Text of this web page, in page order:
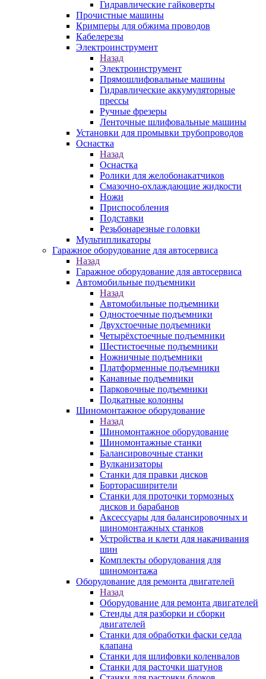
Гидравлические гайковерты
Прочистные машины
Кримперы для обжима проводов
Кабелерезы
Электроинструмент
Назад
Электроинструмент
Прямошлифовальные машины
Гидравлические аккумуляторные
прессы
Ручные фрезеры
Ленточные шлифовальные машины
Установки для промывки трубопроводов
Оснастка
Назад
Оснастка
Ролики для желобонакатчиков
Смазочно-охлаждающие жидкости
Ножи
Приспособления
Подставки
Резьбонарезные головки
Мультипликаторы
Гаражное оборудование для автосервиса
Назад
Гаражное оборудование для автосервиса
Автомобильные подъемники
Назад
Автомобильные подъемники
Одностоечные подъемники
Двухстоечные подъемники
Четырёхстоечные подъемники
Шестистоечные подъемники
Ножничные подъемники
Платформенные подъемники
Канавные подъемники
Парковочные подъемники
Подкатные колонны
Шиномонтажное оборудование
Назад
Шиномонтажное оборудование
Шиномонтажные станки
Балансировочные станки
Вулканизаторы
Станки для правки дисков
Борторасширители
Станки для проточки тормозных
дисков и барабанов
Аксессуары для балансировочных и
шиномонтажных станков
Устройства и клети для накачивания
шин
Комплекты оборудования для
шиномонтажа
Оборудование для ремонта двигателей
Назад
Оборудование для ремонта двигателей
Стенды для разборки и сборки
двигателей
Станки для обработки фаски седла
клапана
Станки для шлифовки коленвалов
Станки для расточки шатунов